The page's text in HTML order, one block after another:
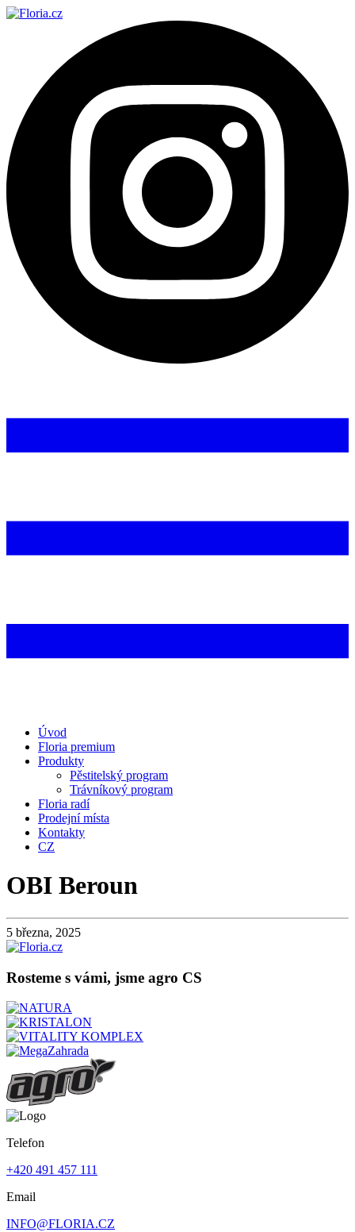
Úvod
Floria premium
Produkty
Pěstitelský program
Trávníkový program
Floria radí
Prodejní místa
Kontakty
CZ
OBI Beroun
5 března, 2025
Rosteme s vámi, jsme agro CS
Telefon
+420 491 457 111
Email
INFO@FLORIA.CZ